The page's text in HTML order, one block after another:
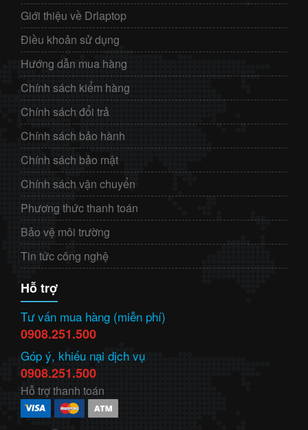
Giới thiệu về Drlaptop
Điều khoản sử dụng
Hướng dẫn mua hàng
Chính sách kiểm hàng
Chính sách đổi trả
Chính sách bảo hành
Chính sách bảo mật
Chính sách vận chuyển
Phương thức thanh toán
Bảo vệ môi trường
Tin tức công nghệ
Hỗ trợ
Tư vấn mua hàng (miễn phí)
0908.251.500
Góp ý, khiếu nại dịch vụ
0908.251.500
Hỗ trợ thanh toán